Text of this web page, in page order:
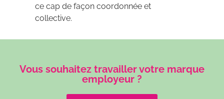
ce cap de façon coordonnée et
collective.
Vous souhaitez travailler votre marque
employeur ?